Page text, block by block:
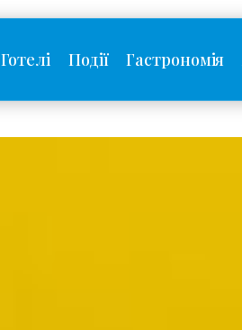
Готелі Події Гастрономія